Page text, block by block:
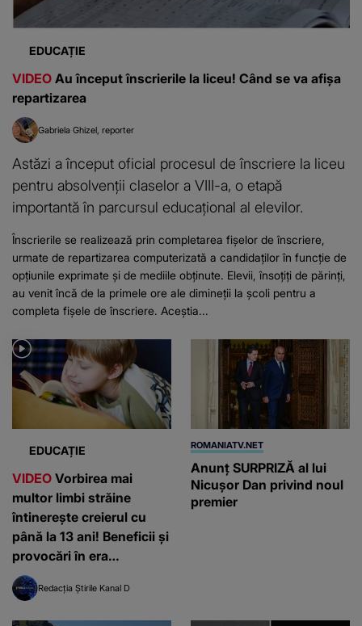
EDUCAȚIE
VIDEO Au început înscrierile la liceu! Când se va afișa
repartizarea
Gabriela Ghizel reporter
Astăzi a început oficial procesul de înscriere la liceu
pentru absolvenții claselor a VIII-a, o etapă
importantă în parcursul educațional al elevilor.
Înscrierile se realizează prin completarea fișelor de înscriere,
urmate de repartizarea computerizată a candidaților în funcție de
opțiunile exprimate și de mediile obținute. Elevii, însoțiți de părinți,
au venit încă de la primele ore ale dimineții la școli pentru a
completa fișele de înscriere. Aceștia...
EDUCAȚIE
VIDEO Vorbirea mai
multor limbi străine
întinerește creierul cu
până la 13 ani! Beneficii și
provocări în era
inteligenței artificiale
Redacția Știrile Kanal D
ROMANIATV.NET
Anunţ SURPRIZĂ al lui
Nicuşor Dan privind noul
premier